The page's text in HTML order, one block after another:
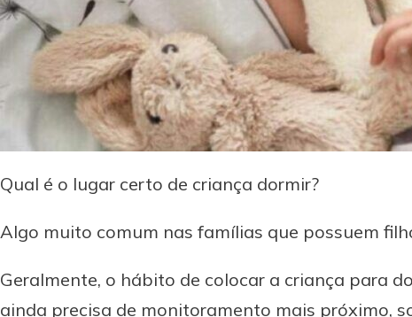
Qual é o lugar certo de criança dormir?
Algo muito comum nas famílias que possuem
Geralmente, o hábito de colocar a criança para
ainda precisa de monitoramento mais próximo,